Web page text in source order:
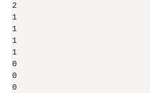
2
1
1
1
1
0
0
0